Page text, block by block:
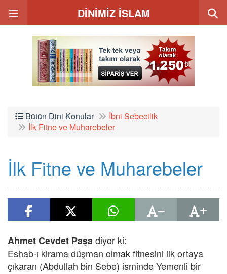
DİNİMİZ İSLAM
Bütün Dini Konular
İbni Sebecilik
İlk Fitne ve Muharebeler
İlk Fitne ve Muharebeler
Ahmet Cevdet Paşadiyor ki:
Eshab-ı kirama düşman olmak fitnesini ilk ortaya
çıkaran (Abdullah bin Sebe) isminde Yemenli bir